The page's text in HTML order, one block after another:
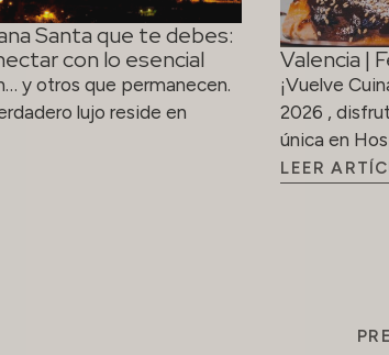
Santa que te debes:
con lo esencial
y otros que permanecen.
lujo reside en
Valencia |
¡Vuelve
2026 ,
única en
LEER